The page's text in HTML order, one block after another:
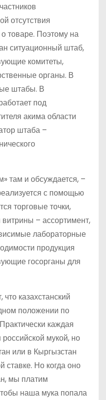
отсутствия
товаре. Поэтому на
ситуационный штаб,
комитеты,
органы. В
штабы. В
под
акима области
штаба –
там и обсуждается, –
с помощью
торговые точки,
– ассортимент,
лабораторные
продукция
госорганы для
казахстанский
положении по
каждая
российской мукой, но
или в Кыргызстан
ставке. Но когда оно
мы платим
наша мука попала